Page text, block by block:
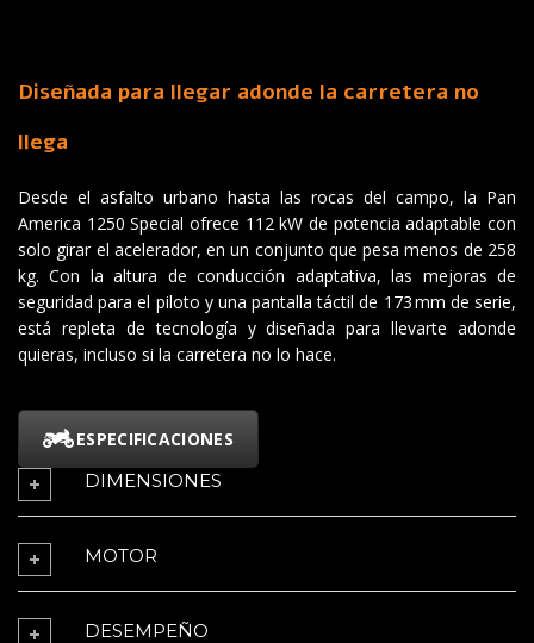
Diseñada para llegar adonde la carretera no
llega
Desde el asfalto urbano hasta las rocas del campo, la Pan
America 1250 Special ofrece 112 kW de potencia adaptable con
solo girar el acelerador, en un conjunto que pesa menos de 258
kg. Con la altura de conducción adaptativa, las mejoras de
seguridad para el piloto y una pantalla táctil de 173 mm de serie,
está repleta de tecnología y diseñada para llevarte adonde
quieras, incluso si la carretera no lo hace.
ESPECIFICACIONES
DIMENSIONES
MOTOR
DESEMPEÑO